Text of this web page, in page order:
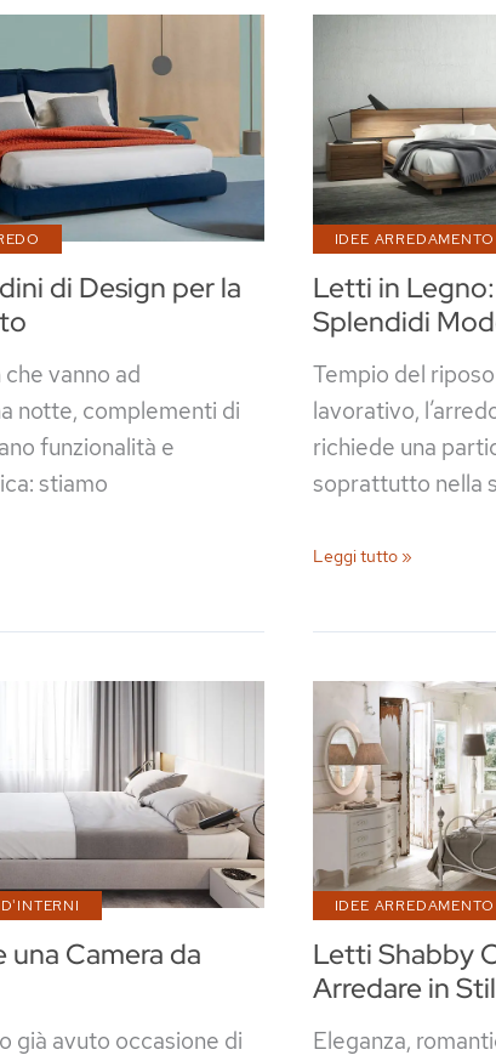
da
Classiche
Moderne
di Design per la
vanno ad
notte, complementi di
funzionalità e
stiamo
Letti in
Splendidi
IDEE
Tempio del
lavorativo,
richiede una
soprattutto nella
Letti
Legno:
Splendidi
Modelli
Leggi tutto »
Camera da
già avuto occasione di
Letti Shabby
Arredare in
IDEE
Eleganza,